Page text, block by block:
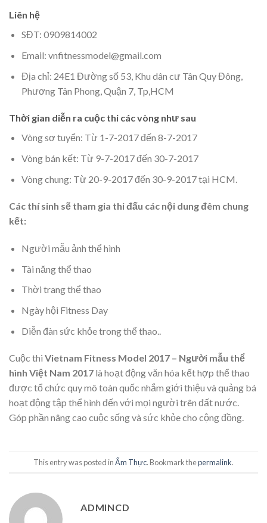
Liên hệ
SĐT: 0909814002
Email: vnfitnessmodel@gmail.com
Địa chỉ: 24E1 Đường số 53, Khu dân cư Tân Quy Đông,
Phương Tân Phong, Quận 7, Tp,HCM
Thời gian diễn ra cuộc thi các vòng như sau
Vòng sơ tuyển: Từ 1-7-2017 đến 8-7-2017
Vòng bán kết: Từ 9-7-2017 đến 30-7-2017
Vòng chung: Từ 20-9-2017 đến 30-9-2017 tại HCM.
Các thí sinh sẽ tham gia thi đấu các nội dung đêm chung
kết:
Người mẫu ảnh thể hình
Tài năng thể thao
Thời trang thể thao
Ngày hội Fitness Day
Diễn đàn sức khỏe trong thể thao..
Cuộc thi Vietnam Fitness Model 2017 – Người mẫu thể
hình Việt Nam 2017 là hoạt động văn hóa kết hợp thể thao
được tổ chức quy mô toàn quốc nhắm giới thiệu và quảng bá
hoạt động tập thể hình đến với mọi người trên đất nước.
Góp phần nâng cao cuộc sống và sức khỏe cho cộng đồng.
This entry was posted inẨm Thực. Bookmark thepermalink.
ADMINCD